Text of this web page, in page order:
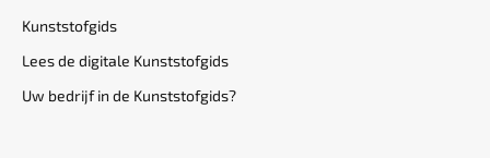
Kunststofgids
Lees de digitale Kunststofgids
Uw bedrijf in de Kunststofgids?